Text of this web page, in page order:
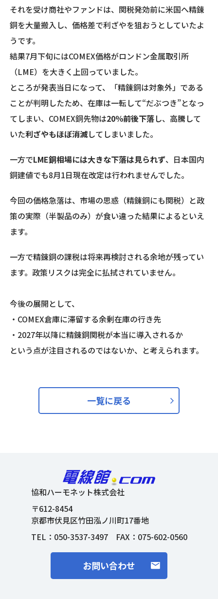
それを受け商社やファンドは、関税発効前に米国へ精錬
銅を大量搬入し、価格差で利ざやを狙おうとしていたよ
うです。
結果7月下旬にはCOMEX価格がロンドン金属取引所
（LME）を大きく上回っていました。
ところが発表当日になって、「精錬銅は対象外」である
ことが判明したため、在庫は一転して“だぶつき”となっ
てしまい、COMEX銅先物は20％前後下落し、高騰して
いた利ざやもほぼ消滅してしまいました。
一方でLME銅相場には大きな下落は見られず、日本国内
銅建値でも8月1日現在改定は行われませんでした。
今回の価格急落は、市場の思惑（精錬銅にも関税）と政
策の実際（半製品のみ）が食い違った結果によるといえ
ます。
一方で精錬銅の課税は将来再検討される余地が残ってい
ます。政策リスクは完全に払拭されていません。
今後の展開として、
・COMEX倉庫に滞留する余剰在庫の行き先
・2027年以降に精錬銅関税が本当に導入されるか
という点が注目されるのではないか、と考えられます。
一覧に戻る
協和ハーモネット株式会社
〒612-8454
京都市伏見区竹田泓ノ川町17番地
TEL： 050-3537-3497FAX：075-602-0560
お問い合わせ